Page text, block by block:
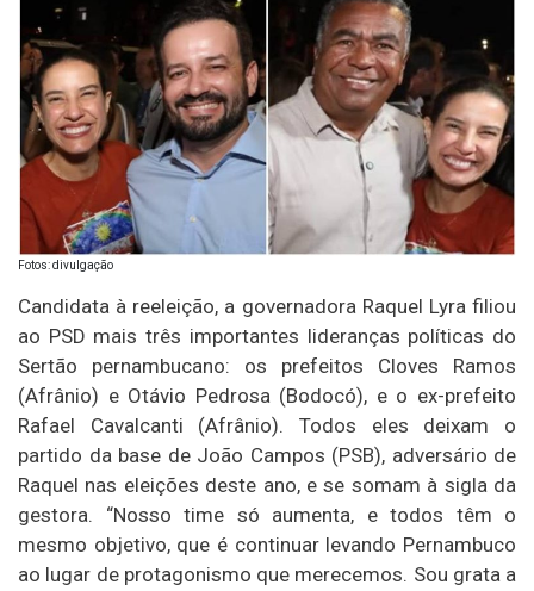
Fotos: divulgação
Candidata à reeleição, a governadora Raquel Lyra filiou
ao PSD mais três importantes lideranças políticas do
Sertão pernambucano: os prefeitos Cloves Ramos
(Afrânio) e Otávio Pedrosa (Bodocó), e o ex-prefeito
Rafael Cavalcanti (Afrânio). Todos eles deixam o
partido da base de João Campos (PSB), adversário de
Raquel nas eleições deste ano, e se somam à sigla da
gestora. “Nosso time só aumenta, e todos têm o
mesmo objetivo, que é continuar levando Pernambuco
ao lugar de protagonismo que merecemos. Sou grata a